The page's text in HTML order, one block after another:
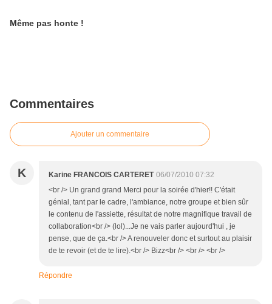
Même pas honte !
Commentaires
Ajouter un commentaire
K Karine FRANCOIS CARTERET 06/07/2010 07:32
<br /> Un grand grand Merci pour la soirée d'hier!! C'était
génial, tant par le cadre, l'ambiance, notre groupe et bien sûr
le contenu de l'assiette, résultat de notre magnifique travail de
collaboration<br /> (lol)...Je ne vais parler aujourd'hui , je
pense, que de ça.<br /> A renouveler donc et surtout au plaisir
de te revoir (et de te lire).<br /> Bizz<br /> <br /> <br />
Répondre